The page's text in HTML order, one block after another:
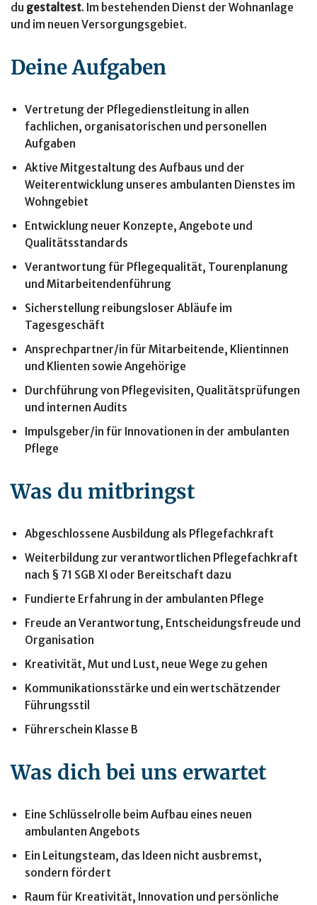
du gestaltest. Im bestehenden Dienst der Wohnanlage
und im neuen Versorgungsgebiet.
Deine Aufgaben
Vertretung der Pflegedienstleitung in allen
fachlichen, organisatorischen und personellen
Aufgaben
Aktive Mitgestaltung des Aufbaus und der
Weiterentwicklung unseres ambulanten Dienstes im
Wohngebiet
Entwicklung neuer Konzepte, Angebote und
Qualitätsstandards
Verantwortung für Pflegequalität, Tourenplanung
und Mitarbeitendenführung
Sicherstellung reibungsloser Abläufe im
Tagesgeschäft
Ansprechpartner/in für Mitarbeitende, Klientinnen
und Klienten sowie Angehörige
Durchführung von Pflegevisiten, Qualitätsprüfungen
und internen Audits
Impulsgeber/in für Innovationen in der ambulanten
Pflege
Was du mitbringst
Abgeschlossene Ausbildung als Pflegefachkraft
Weiterbildung zur verantwortlichen Pflegefachkraft
nach § 71 SGB XI oder Bereitschaft dazu
Fundierte Erfahrung in der ambulanten Pflege
Freude an Verantwortung, Entscheidungsfreude und
Organisation
Kreativität, Mut und Lust, neue Wege zu gehen
Kommunikationsstärke und ein wertschätzender
Führungsstil
Führerschein Klasse B
Was dich bei uns erwartet
Eine Schlüsselrolle beim Aufbau eines neuen
ambulanten Angebots
Ein Leitungsteam, das Ideen nicht ausbremst,
sondern fördert
Raum für Kreativität, Innovation und persönliche